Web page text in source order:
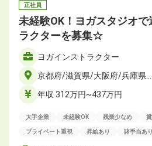
正社員
未経験OK！ヨガスタジオ
ラクターを募集☆
ヨガインストラクター
京都府/滋賀県/大阪府/兵庫県…
年収 312万円~437万円
大手企業 未経験OK 残業少なめ
プライベート重視 昇給あり 諸手当あり